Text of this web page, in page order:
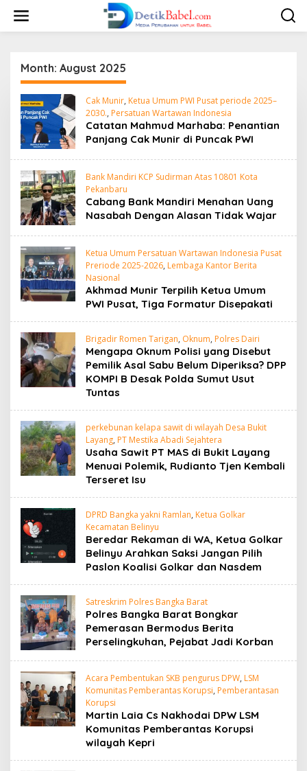
i
Month: August 2025
Cak Munir, Ketua Umum PWI Pusat periode 2025–
2030., Persatuan Wartawan Indonesia
Catatan Mahmud Marhaba: Penantian
Panjang Cak Munir di Puncak PWI
Bank Mandiri KCP Sudirman Atas 10801 Kota
Pekanbaru
Cabang Bank Mandiri Menahan Uang
Nasabah Dengan Alasan Tidak Wajar
Ketua Umum Persatuan Wartawan Indonesia Pusat
Preriode 2025-2026, Lembaga Kantor Berita
Nasional
Akhmad Munir Terpilih Ketua Umum
PWI Pusat, Tiga Formatur Disepakati
Brigadir Romen Tarigan, Oknum, Polres Dairi
Mengapa Oknum Polisi yang Disebut
Pemilik Asal Sabu Belum Diperiksa? DPP
KOMPI B Desak Polda Sumut Usut
Tuntas
perkebunan kelapa sawit di wilayah Desa Bukit
Layang, PT Mestika Abadi Sejahtera
Usaha Sawit PT MAS di Bukit Layang
Menuai Polemik, Rudianto Tjen Kembali
Terseret Isu
DPRD Bangka yakni Ramlan, Ketua Golkar
Kecamatan Belinyu
Beredar Rekaman di WA, Ketua Golkar
Belinyu Arahkan Saksi Jangan Pilih
Paslon Koalisi Golkar dan Nasdem
Satreskrim Polres Bangka Barat
Polres Bangka Barat Bongkar
Pemerasan Bermodus Berita
Perselingkuhan, Pejabat Jadi Korban
Acara Pembentukan SKB pengurus DPW, LSM
Komunitas Pemberantas Korupsi, Pemberantasan
Korupsi
Martin Laia Cs Nakhodai DPW LSM
Komunitas Pemberantas Korupsi
wilayah Kepri